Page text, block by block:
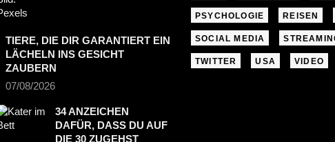
TIERE, DIE DIR GARANTIERT EIN
LÄCHELN INS GESICHT
ZAUBERN
07/08/2026
34 ANZEICHEN
DAFÜR, DASS DU AUF
DIE 30 ZUGEHST
PSYCHOLOGIE REISEN
SOCIAL MEDIA
TWITTER USA VIDEO